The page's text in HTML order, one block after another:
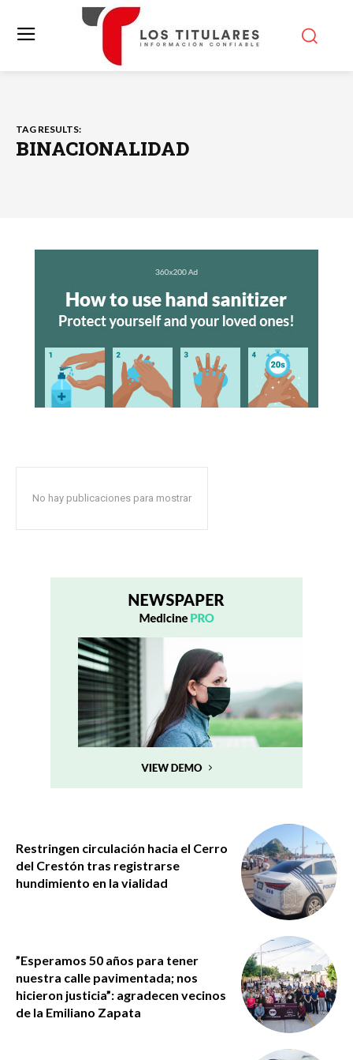
TAG RESULTS:
BINACIONALIDAD
No hay publicaciones para mostrar
Restringen circulación hacia el Cerro
del Crestón tras registrarse
hundimiento en la vialidad
”Esperamos 50 años para tener
nuestra calle pavimentada; nos
hicieron justicia”: agradecen vecinos
de la Emiliano Zapata